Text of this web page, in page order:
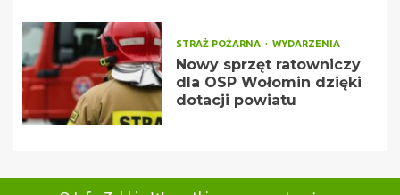
STRAŻ POŻARNA WYDARZENIA
Nowy sprzęt ratowniczy
dla OSP Wołomin dzięki
dotacji powiatu